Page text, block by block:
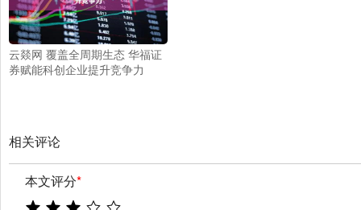
云燚网 覆盖全周期生态 华福证
券赋能科创企业提升竞争力
相关评论
本文评分*